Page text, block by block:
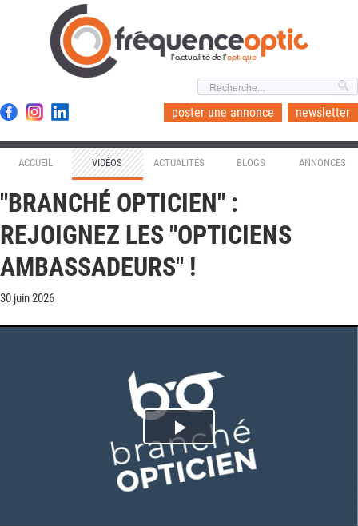
l'actualité de l'optique
poster une annonce newsletter
ACCUEIL VIDÉOS ACTUALITÉS BLOGS ANNONCES
"BRANCHÉ OPTICIEN" :
REJOIGNEZ LES "OPTICIENS
AMBASSADEURS" !
30 juin 2026
Play
Video